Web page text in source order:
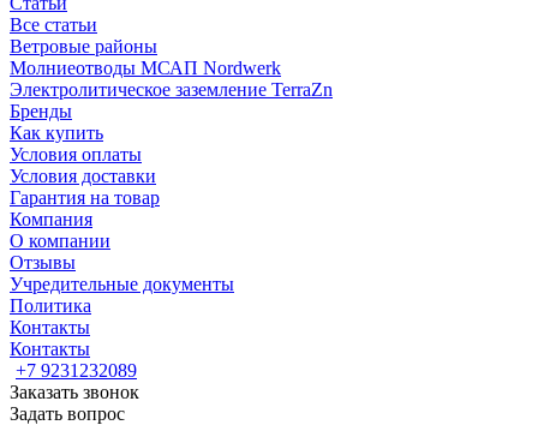
Все статьи
Ветровые районы
Молниеотводы МСАП Nordwerk
Электролитическое заземление TerraZn
Бренды
Как купить
Условия оплаты
Условия доставки
Гарантия на товар
Компания
О компании
Отзывы
Учредительные документы
Политика
Контакты
Контакты
+7 9231232089
Заказать звонок
Задать вопрос